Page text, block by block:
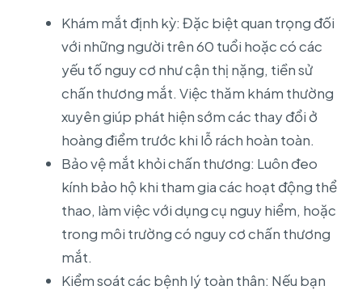
Khám mắt định kỳ: Đặc biệt quan trọng đối
với những người trên 60 tuổi hoặc có các
yếu tố nguy cơ như cận thị nặng, tiền sử
chấn thương mắt. Việc thăm khám thường
xuyên giúp phát hiện sớm các thay đổi ở
hoàng điểm trước khi lỗ rách hoàn toàn.
Bảo vệ mắt khỏi chấn thương: Luôn đeo
kính bảo hộ khi tham gia các hoạt động thể
thao, làm việc với dụng cụ nguy hiểm, hoặc
trong môi trường có nguy cơ chấn thương
mắt.
Kiểm soát các bệnh lý toàn thân: Nếu bạn